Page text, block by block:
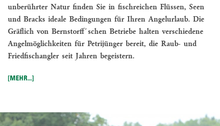
unberührter Natur finden Sie in fischreichen Flüssen, Seen
und Bracks ideale Bedingungen für Ihren Angelurlaub. Die
Gräflich von Bernstorff´schen Betriebe halten verschiedene
Angelmöglichkeiten für Petrijünger bereit, die Raub- und
Friedfischangler seit Jahren begeistern.
[MEHR...]